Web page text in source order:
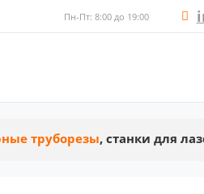
Пн-Пт: 8:00 до 19:00
труборезы, станки для